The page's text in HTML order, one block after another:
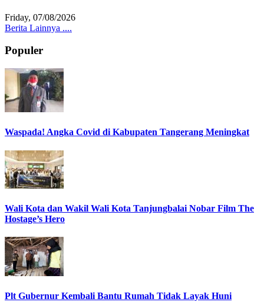
Friday, 07/08/2026
Berita Lainnya ....
Populer
Waspada! Angka Covid di Kabupaten Tangerang Meningkat
Wali Kota dan Wakil Wali Kota Tanjungbalai Nobar Film The
Hostage’s Hero
Plt Gubernur Kembali Bantu Rumah Tidak Layak Huni